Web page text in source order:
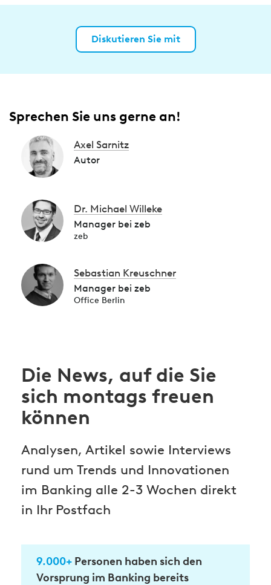
Diskutieren Sie mit
Sprechen Sie uns gerne an!
Axel Sarnitz
Autor
Dr. Michael Willeke
Manager bei zeb
zeb
Sebastian Kreuschner
Manager bei zeb
Office Berlin
Die News, auf die Sie
sich montags freuen
können
Analysen, Artikel sowie Interviews
rund um Trends und Innovationen
im Banking alle 2-3 Wochen direkt
in Ihr Postfach
9.000+ Personen haben sich den
Vorsprung im Banking bereits